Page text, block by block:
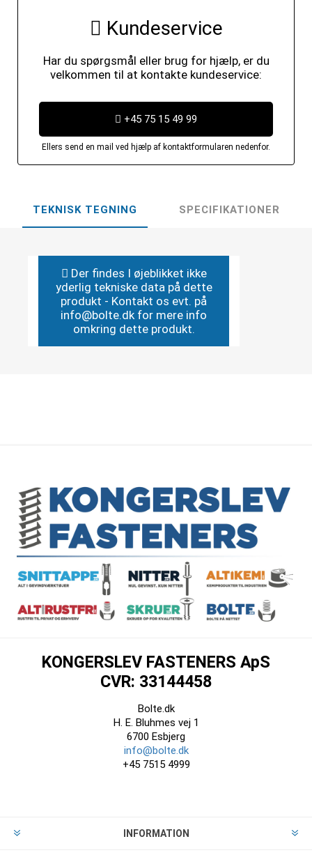
Kundeservice
Har du spørgsmål eller brug for hjælp, er du
velkommen til at kontakte kundeservice:
+45 75 15 49 99
Ellers send en mail ved hjælp af kontaktformularen nedenfor.
TEKNISK TEGNING SPECIFIKATIONER
Der findes I øjeblikket ikke
yderlig tekniske data på dette
produkt - Kontakt os evt. på
info@bolte.dk for mere info
omkring dette produkt.
KONGERSLEV FASTENERS ApS
CVR: 33144458
Bolte.dk
H. E. Bluhmes vej 1
6700 Esbjerg
info@bolte.dk
+45 7515 4999
INFORMATION